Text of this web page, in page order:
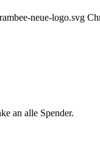
neue-logo.svg
an alle Spender.